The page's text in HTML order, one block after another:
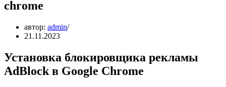
chrome
автор: admin
21.11.2023
Установка блокировщика рекламы
AdBlock в Google Chrome